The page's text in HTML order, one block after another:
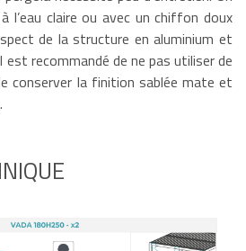
l’eau claire ou avec un chiffon doux
de la structure en aluminium et
recommandé de ne pas utiliser de
conserver la finition sablée mate et